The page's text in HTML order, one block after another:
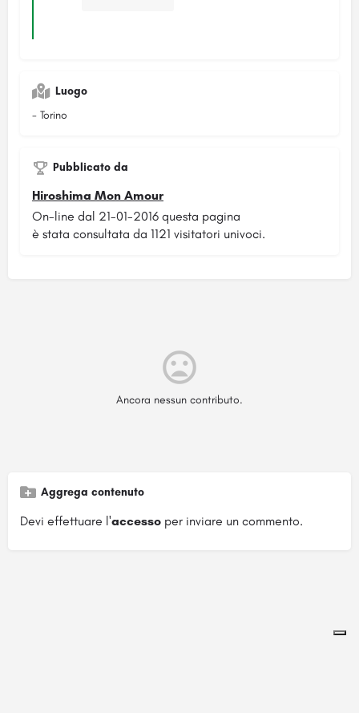
Luogo
- Torino
Pubblicato da
Hiroshima Mon Amour
On-line dal 21-01-2016 questa pagina
è stata consultata da 1121 visitatori univoci.
Ancora nessun contributo.
Aggrega contenuto
Devi effettuare l'accesso per inviare un commento.